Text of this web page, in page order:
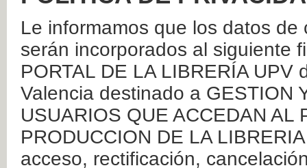
Le informamos que los datos
serán incorporados al siguiente
PORTAL DE LA LIBRERÍA
Valencia destinado a GESTION
USUARIOS QUE ACCEDAN AL
PRODUCCION DE LA
acceso, rectificación,